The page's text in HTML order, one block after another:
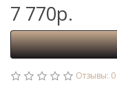
7 770р.
Отзывы: 0